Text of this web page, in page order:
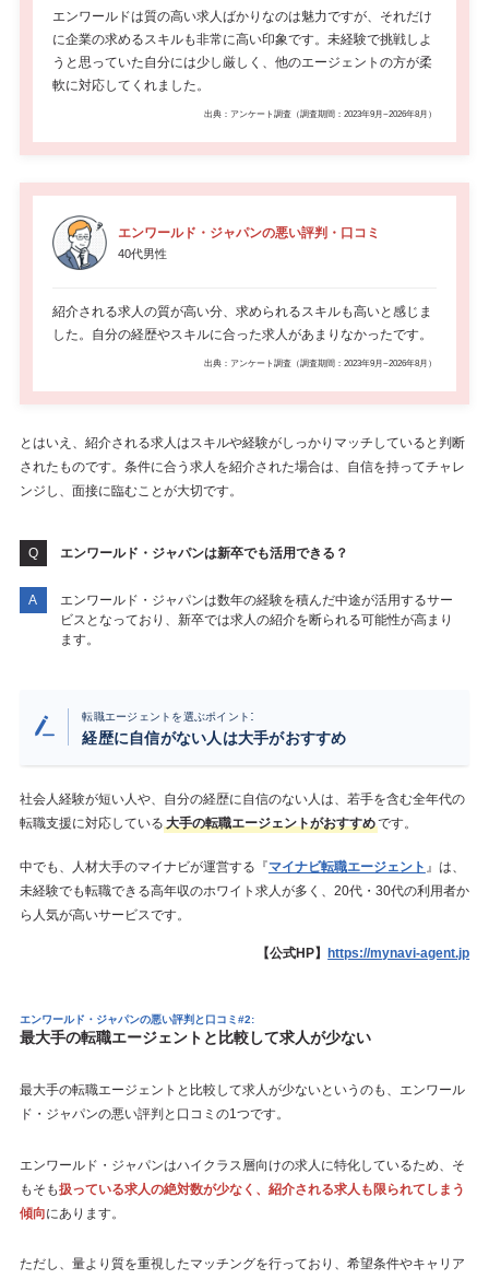
エンワールドは質の高い求人ばかりなのは魅力ですが、それだけ
に企業の求めるスキルも非常に高い印象です。未経験で挑戦しよ
うと思っていた自分には少し厳しく、他のエージェントの方が柔
軟に対応してくれました。
出典：アンケート調査（調査期間：2023年9月~2026年8月）
エンワールド・ジャパンの悪い評判・口コミ
40代男性
紹介される求人の質が高い分、求められるスキルも高いと感じま
した。自分の経歴やスキルに合った求人があまりなかったです。
出典：アンケート調査（調査期間：2023年9月~2026年8月）
とはいえ、紹介される求人はスキルや経験がしっかりマッチしていると判断
されたものです。条件に合う求人を紹介された場合は、自信を持ってチャレ
ンジし、面接に臨むことが大切です。
エンワールド・ジャパンは新卒でも活用できる？
エンワールド・ジャパンは数年の経験を積んだ中途が活用するサー
ビスとなっており、新卒では求人の紹介を断られる可能性が高まり
ます。
転職エージェントを選ぶポイント :
経歴に自信がない人は大手がおすすめ
社会人経験が短い人や、自分の経歴に自信のない人は、若手を含む全年代の
転職支援に対応している 大手の転職エージェントがおすすめです。
中でも、人材大手のマイナビが運営する『マイナビ転職エージェント 』は、
未経験でも転職できる高年収のホワイト求人が多く、20代・30代の利用者か
ら人気が高いサービスです。
【公式HP】https://mynavi-agent.jp
エンワールド・ジャパンの悪い評判と口コミ#2:
最大手の転職エージェントと比較して求人が少ない
最大手の転職エージェントと比較して求人が少ないというのも、エンワール
ド・ジャパンの悪い評判と口コミの1つです。
エンワールド・ジャパンはハイクラス層向けの求人に特化しているため、そ
もそも扱っている求人の絶対数が少なく、紹介される求人も限られてしまう
傾向にあります。
ただし、量より質を重視したマッチングを行っており、希望条件やキャリア